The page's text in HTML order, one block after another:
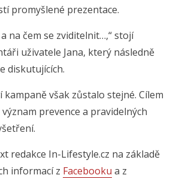
promyšlené prezentace.
na čem se zviditelnit…,“ stojí
uživatele Jana, který následně
diskutujících.
však zůstalo stejné. Cílem
prevence a pravidelných
redakce In-Lifestyle.cz na základě
informací z Facebooku a z